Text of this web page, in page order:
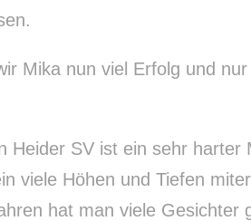
Mika nun viel Erfolg und
Heider SV ist ein sehr harter
viele Höhen und Tiefen
hat man viele Gesichter